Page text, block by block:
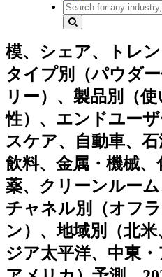
模、シェア、トレ
タイプ別（パウダ
リー）、製品別（
性）、エンドユー
スケア、自動車、石
飲料、金属・機械
薬、クリーンルー
チャネル別（オフ
ン）、地域別（北
ジア太平洋、中東